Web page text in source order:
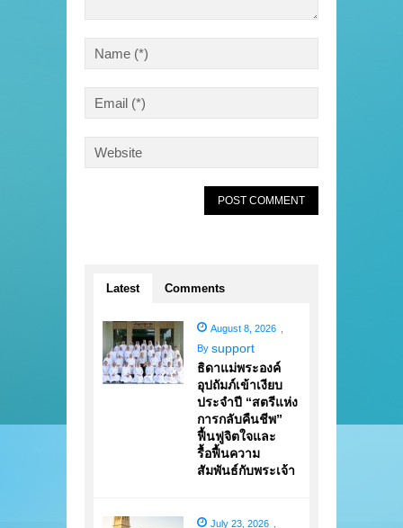
Latest Comments
August 8, 2026
By support
ธิดาแม่พระองค์
อุปถัมภ์เข้าเงียบ
ประจำปี “สตรีแห่ง
การกลับคืนชีพ”
ฟื้นฟูจิตใจและ
รื้อฟื้นความ
สัมพันธ์กับพระเจ้า
July 23, 2026